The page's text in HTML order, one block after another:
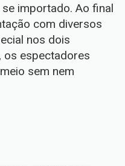
importado. Ao final
com diversos
nos dois
os espectadores
sem nem